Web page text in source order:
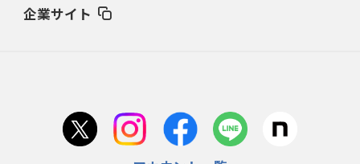
占い方
首位スピアーズ、充実の攻撃力 「湧き出る」パスでトライ量産
企業サイト